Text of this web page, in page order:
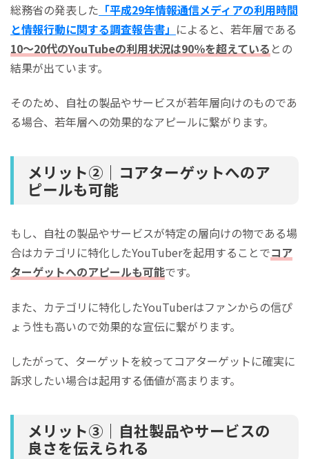
総務省の発表した 「平成29年情報通信メディアの利用時間
と情報行動に関する調査報告書」 によると、若年層である
10～20代のYouTubeの利用状況は90％を超えている との
結果が出ています。
そのため、自社の製品やサービスが若年層向けのものであ
る場合、若年層への効果的なアピールに繋がります。
メリット②｜コアターゲットへのア
ピールも可能
もし、自社の製品やサービスが特定の層向けの物である場
合はカテゴリに特化したYouTuberを起用することでコア
ターゲットへのアピールも可能です。
また、カテゴリに特化したYouTuberはファンからの信ぴ
ょう性も高いので効果的な宣伝に繋がります。
したがって、ターゲットを絞ってコアターゲットに確実に
訴求したい場合は起用する価値が高まります。
メリット③｜自社製品やサービスの
良さを伝えられる